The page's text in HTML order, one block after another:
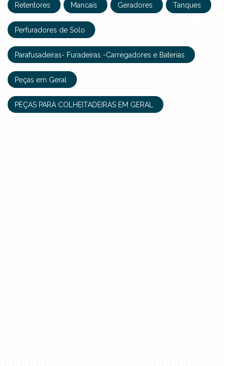
Retentores Mancais Geradores Tanques
Perfuradores de Solo
Parafusadeiras- Furadeiras -Carregadores e Baterias
Peças em Geral
PEÇAS PARA COLHEITADEIRAS EM GERAL